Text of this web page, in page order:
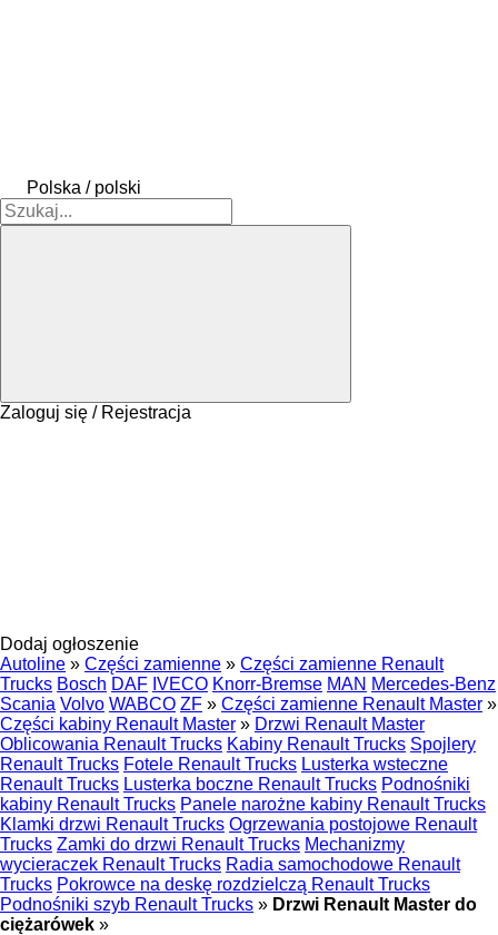
Polska / polski
Zaloguj się / Rejestracja
Dodaj ogłoszenie
Autoline » Części zamienne » Części zamienne Renault
Trucks Bosch DAF IVECO Knorr-Bremse MAN Mercedes-Benz
Scania Volvo WABCO ZF » Części zamienne Renault Master »
Części kabiny Renault Master » Drzwi Renault Master
Oblicowania Renault Trucks Kabiny Renault Trucks Spojlery
Renault Trucks Fotele Renault Trucks Lusterka wsteczne
Renault Trucks Lusterka boczne Renault Trucks Podnośniki
kabiny Renault Trucks Panele narożne kabiny Renault Trucks
Klamki drzwi Renault Trucks Ogrzewania postojowe Renault
Trucks Zamki do drzwi Renault Trucks Mechanizmy
wycieraczek Renault Trucks Radia samochodowe Renault
Trucks Pokrowce na deskę rozdzielczą Renault Trucks
Podnośniki szyb Renault Trucks » Drzwi Renault Master do
ciężarówek »